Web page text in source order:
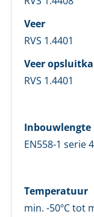
Veer
RVS 1.4401
Veer
RVS 1.4401
Inbouwlengte
EN558-1 serie
Temperatuur
min. -50ºC tot
E-mailadres *
Wachtwoord